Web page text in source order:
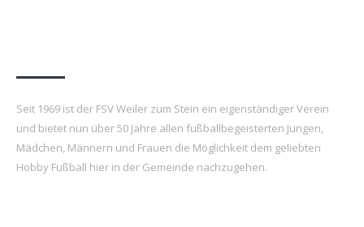
Seit 1969 ist der FSV Weiler zum Stein ein eigenständiger Verein
und bietet nun über 50 Jahre allen fußballbegeisterten Jungen,
Mädchen, Männern und Frauen die Möglichkeit dem geliebten
Hobby Fußball hier in der Gemeinde nachzugehen.